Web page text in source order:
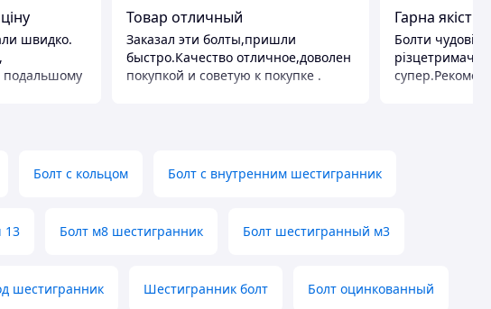
швидко.
подальшому
Товар отличный
Заказал эти болты,пришли
быстро.Качество отличное,доволен
покупкой и советую к покупке .
Гарна якість
Болти чудові
різцетримача
Болт с кольцом Болт с внутренним шестигранник
13 Болт м8 шестигранник Болт шестигранный м3
шестигранник Шестигранник болт Болт оцинкованный